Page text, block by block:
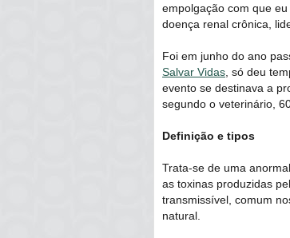
empolgação com que
doença renal crônica,
Foi em junho do ano
Salvar Vidas , só deu
evento se destinava a
segundo o veterinário,
Definição e tipos
Trata-se de uma
as toxinas produzidas
transmissível, comum
natural.